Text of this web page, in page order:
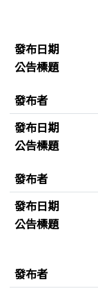
新聞列表
發布日期
公告標題
發布者
發布日期
公告標題
發布者
發布日期
公告標題
發布者